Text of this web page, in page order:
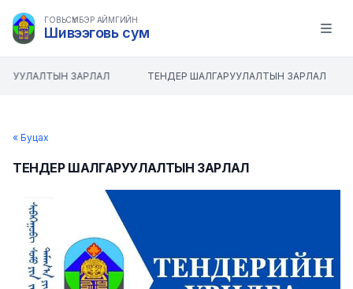
ГОВЬСҮМБЭР АЙМГИЙН
Шивээговь сум Open
ЗАРЛАЛ ТЕНДЕР ШАЛГАРУУЛАЛТЫН ЗАРЛАЛ
« Буцах
ТЕНДЕР ШАЛГАРУУЛАЛТЫН ЗАРЛАЛ